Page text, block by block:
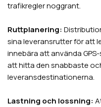
trafikregler noggrant.
Ruttplanering:
sina leveransrutter för att
innebära att använda
att hitta den snabbaste
leveransdestinationerna.
Lastning och lossning: